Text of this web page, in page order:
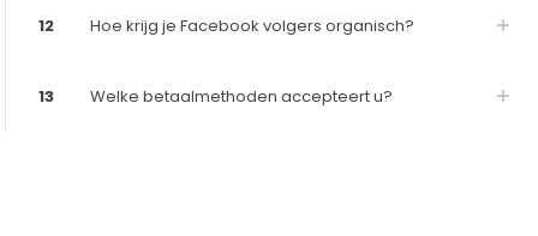
12 Hoe krijg je Facebook volgers organisch?
13 Welke betaalmethoden accepteert u?